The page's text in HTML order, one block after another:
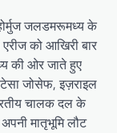
होर्मुज जलडमरूमध्य के
को आखिरी बार
की ओर जाते हुए
जोसेफ, इज़राइल
चालक दल के
मातृभूमि लौट